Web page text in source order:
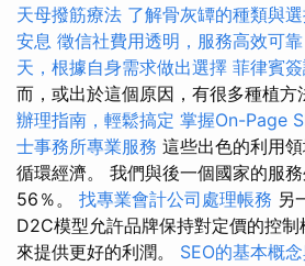
天母撥筋療法 了解骨灰罈的種類與
安息 徵信社費用透明，服務高效可靠
天，根據自身需求做出選擇 菲律賓
而，或出於這個原因，有很多種植方
辦理指南，輕鬆搞定 掌握On-Page
士事務所專業服務 這些出色的利用
循環經濟。 我們與後一個國家的服
56％。 找專業會計公司處理帳務 另
D2C模型允許品牌保持對定價的控
來提供更好的利潤。 SEO的基本概